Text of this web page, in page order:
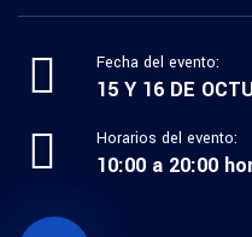
15 Y 16 DE
Fecha del evento:
10:00 a 20:00
Horarios del evento: